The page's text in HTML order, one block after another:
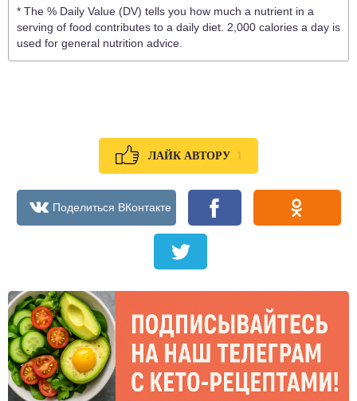
* The % Daily Value (DV) tells you how much a nutrient in a
serving of food contributes to a daily diet. 2,000 calories a day is
used for general nutrition advice.
ЛАЙК АВТОРУ